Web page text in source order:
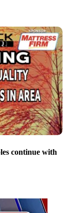
continue with